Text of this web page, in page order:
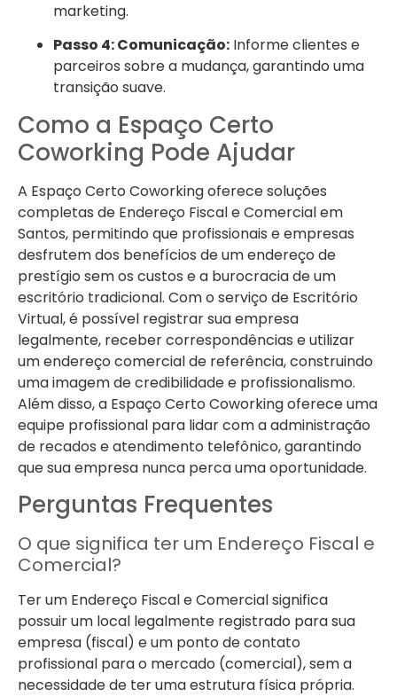
marketing.
Passo 4: Comunicação: Informe clientes e
parceiros sobre a mudança, garantindo uma
transição suave.
Como a Espaço Certo
Coworking Pode Ajudar
A Espaço Certo Coworking oferece soluções
completas de Endereço Fiscal e Comercial em
Santos, permitindo que profissionais e empresas
desfrutem dos benefícios de um endereço de
prestígio sem os custos e a burocracia de um
escritório tradicional. Com o serviço de Escritório
Virtual, é possível registrar sua empresa
legalmente, receber correspondências e utilizar
um endereço comercial de referência, construindo
uma imagem de credibilidade e profissionalismo.
Além disso, a Espaço Certo Coworking oferece uma
equipe profissional para lidar com a administração
de recados e atendimento telefônico, garantindo
que sua empresa nunca perca uma oportunidade.
Perguntas Frequentes
O que significa ter um Endereço Fiscal e
Comercial?
Ter um Endereço Fiscal e Comercial significa
possuir um local legalmente registrado para sua
empresa (fiscal) e um ponto de contato
profissional para o mercado (comercial), sem a
necessidade de ter uma estrutura física própria.